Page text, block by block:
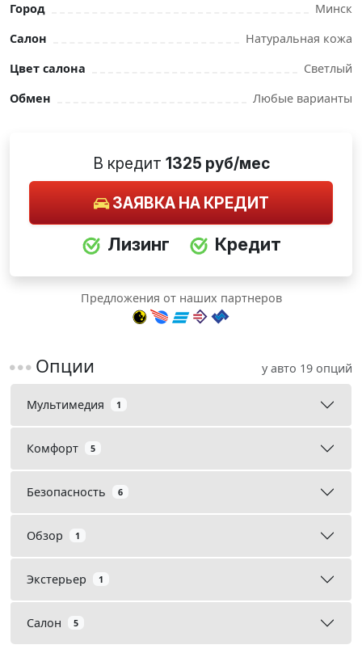
Город
Минск
Салон
Натуральная кожа
Цвет салона
Светлый
Обмен
Любые варианты
В кредит 1325 руб/мес
ЗАЯВКА НА КРЕДИТ
Лизинг Кредит
Предложения от наших партнеров
Опции у авто 19 опций
Мультимедия 1
Комфорт 5
Безопасность 6
Обзор 1
Экстерьер 1
Салон 5